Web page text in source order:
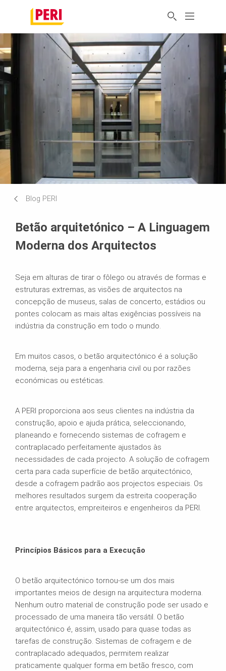
Blog PERI
Betão arquitetónico – A Linguagem
Moderna dos Arquitectos
Seja em alturas de tirar o fôlego ou através de formas e
estruturas extremas, as visões de arquitectos na
concepção de museus, salas de concerto, estádios ou
pontes colocam as mais altas exigências possíveis na
indústria da construção em todo o mundo.
Em muitos casos, o betão arquitectónico é a solução
moderna, seja para a engenharia civil ou por razões
económicas ou estéticas.
A PERI proporciona aos seus clientes na indústria da
construção, apoio e ajuda prática, seleccionando,
planeando e fornecendo sistemas de cofragem e
contraplacado perfeitamente ajustados às
necessidades de cada projecto. A solução de cofragem
certa para cada superfície de betão arquitectónico,
desde a cofragem padrão aos projectos especiais. Os
melhores resultados surgem da estreita cooperação
entre arquitectos, empreiteiros e engenheiros da PERI.
Princípios Básicos para a Execução
O betão arquitectónico tornou-se um dos mais
importantes meios de design na arquitectura moderna.
Nenhum outro material de construção pode ser usado e
processado de uma maneira tão versátil. O betão
arquitectónico é, assim, usado para quase todas as
tarefas de construção. Sistemas de cofragem e de
contraplacado adequados, permitem realizar
praticamente qualquer forma em betão fresco, com